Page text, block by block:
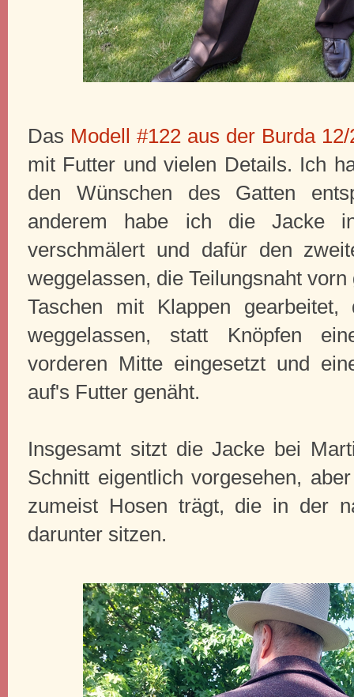
Das Modell #122 aus der Burda 12/
mit Futter und vielen Details. Ich
den Wünschen des Gatten
anderem habe ich die Jacke
verschmälert und dafür den
weggelassen, die Teilungsnaht
Taschen mit Klappen
weggelassen, statt Knöpfen
vorderen Mitte eingesetzt und
auf's Futter genäht.
Insgesamt sitzt die Jacke bei
Schnitt eigentlich vorgesehen,
zumeist Hosen trägt, die in der
darunter sitzen.